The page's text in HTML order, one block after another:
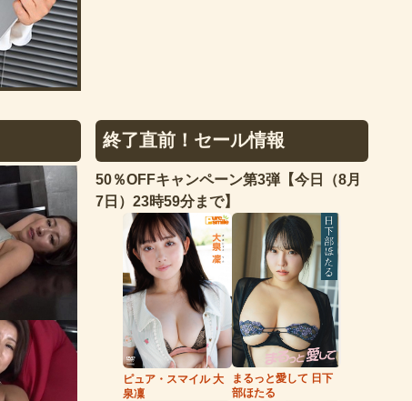
終了直前！セール情報
50％OFFキャンペーン第3弾【今日（8月
7日）23時59分まで】
ピュア・スマイル 大
泉凜
まるっと愛して 日下
部ほたる